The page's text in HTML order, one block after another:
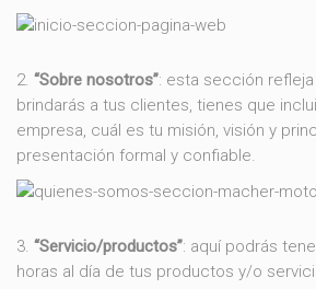
2. “Sobre nosotros”: esta sección
brindarás a tus clientes, tienes que
empresa, cuál es tu misión, visión y
presentación formal y confiable.
3. “Servicio/productos”: aquí podrás
horas al día de tus productos y/o